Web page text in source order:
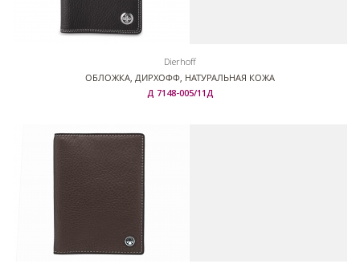
Dierhoff
ОБЛОЖКА, ДИРХОФФ, НАТУРАЛЬНАЯ КОЖА
Д 7148-005/11Д